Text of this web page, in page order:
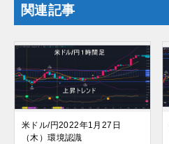
関連記事
米ドル/円2022年1月27日
（木）環境認識